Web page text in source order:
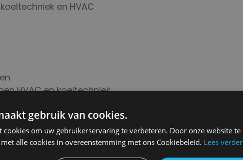
en HVAC
HVAC en koeltechniek
betaald
gebruik van cookies.
cookies om uw gebruikerservaring te verbeteren. Door onze website te
alle cookies in overeenstemming met ons Cookiebeleid. Lees verder